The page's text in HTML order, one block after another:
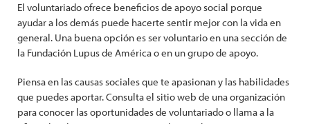
El voluntariado ofrece beneficios de apoyo social porque
ayudar a los demás puede hacerte sentir mejor con la vida en
general. Una buena opción es ser voluntario en una sección de
la Fundación Lupus de América o en un grupo de apoyo.
Piensa en las causas sociales que te apasionan y las habilidades
que puedes aportar. Consulta el sitio web de una organización
para conocer las oportunidades de voluntariado o llama a la